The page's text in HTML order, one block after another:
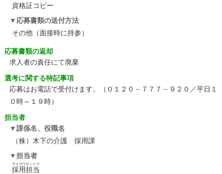
資格証コピー
応募書類の送付方法
その他（面接時に持参）
応募書類の返却
求人者の責任にて廃棄
選考に関する特記事項
応募はお電話で受付けます。（０１２０－７７７－９２０／平日１
０時～１９時）
担当者
課係名、役職名
（株）木下の介護 採用課
担当者
採用担当
サイヨウタントウ